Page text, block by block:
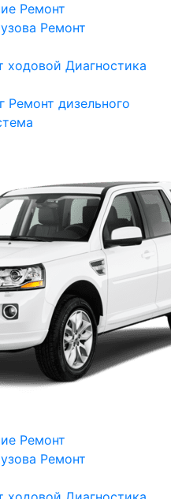
Ремонт
Ремонт
ходовой Диагностика
Ремонт дизельного
Ремонт
Ремонт